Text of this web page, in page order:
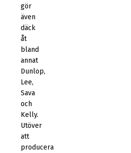
gör
även
däck
åt
bland
annat
Dunlop,
Lee,
Sava
och
Kelly.
Utöver
att
producera